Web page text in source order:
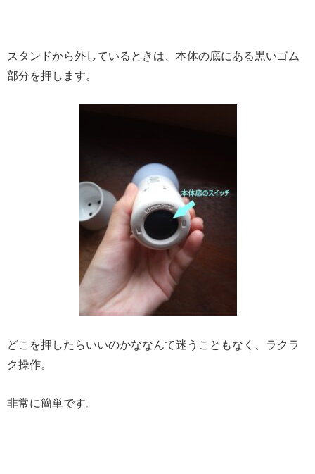
スタンドから外しているときは、本体の底にある黒いゴム
部分を押します。
どこを押したらいいのかななんて迷うこともなく、ラクラ
ク操作。
非常に簡単です。